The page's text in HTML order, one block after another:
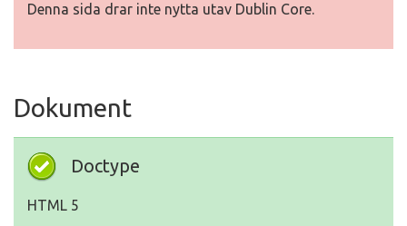
Denna sida drar inte nytta utav Dublin Core.
Dokument
Doctype
HTML 5